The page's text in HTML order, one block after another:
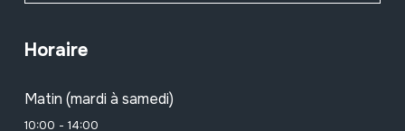
Horaire
Matin (mardi à samedi)
10:00 - 14:00